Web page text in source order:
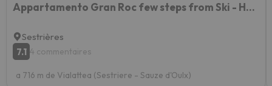
Appartamento Gran Roc few steps from Ski - Happy Rentals
Sestrières
7.1 4 commentaires
a 716 m de Vialattea (Sestriere - Sauze d'Oulx)